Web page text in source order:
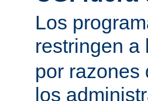
Los
restringen
por razones
los